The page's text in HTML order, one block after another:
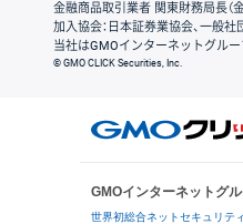
金融商品取引業者 関東財務局長（
加入協会：日本証券業協会、一般
当社はGMOインターネットグルー
© GMO CLICK Securities, Inc.
GMOインターネットグ
世界初総合ネットセキュリテ